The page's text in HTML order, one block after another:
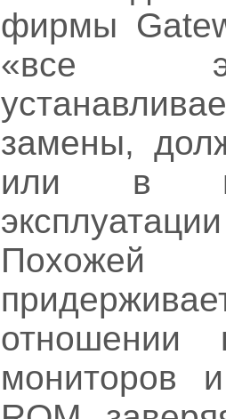
фирмы
«все
замены,
или в
отношении
мониторов